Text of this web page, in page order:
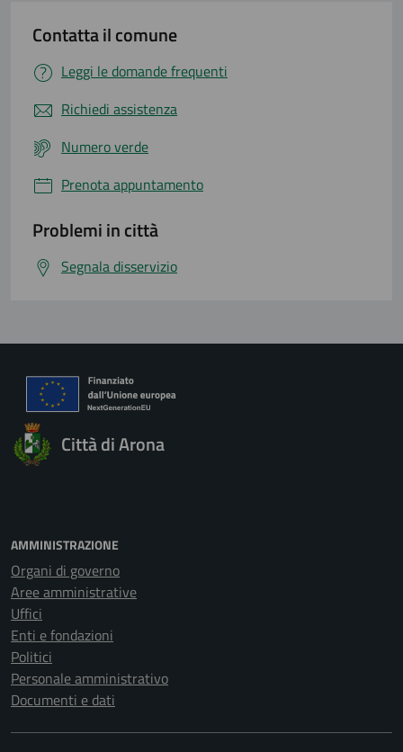
Contatta il comune
Leggi le domande frequenti
Richiedi assistenza
Numero verde
Prenota appuntamento
Problemi in città
Segnala disservizio
Città di Arona
AMMINISTRAZIONE
Organi di governo
Aree amministrative
Uffici
Enti e fondazioni
Politici
Personale amministrativo
Documenti e dati